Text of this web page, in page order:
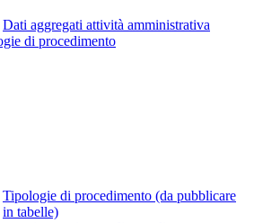
Dati aggregati attività amministrativa
di procedimento
Tipologie di procedimento (da pubblicare
in tabelle)